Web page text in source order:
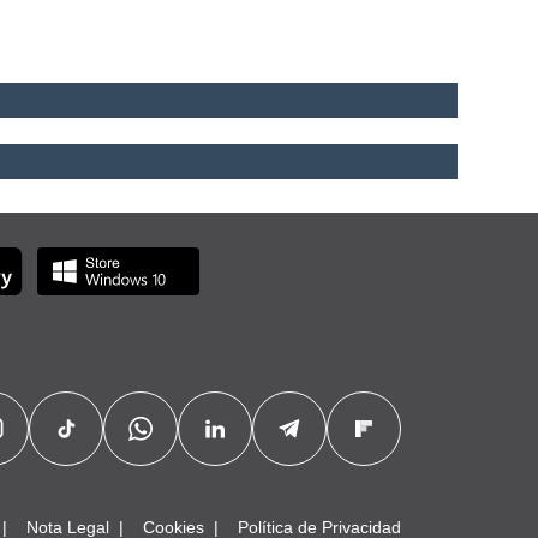
Nota Legal Cookies Política de Privacidad